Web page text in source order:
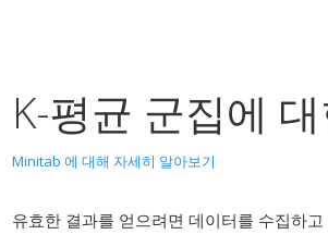
K-평균 군집에
Minitab 에 대해 자세히 알아보기
유효한 결과를 얻으려면 데이터를 수집하